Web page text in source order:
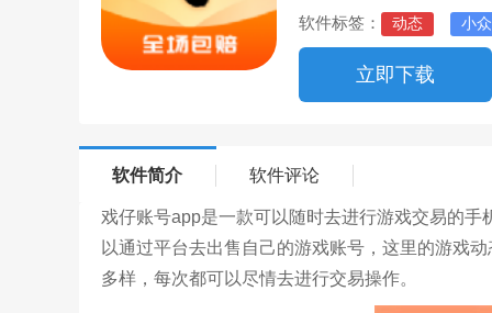
软件标签：
动态 小
立即下载
软件简介 软件评论
戏仔账号app是一款可以随时去进行游戏交易的
以通过平台去出售自己的游戏账号，这里的游戏
多样，每次都可以尽情去进行交易操作。